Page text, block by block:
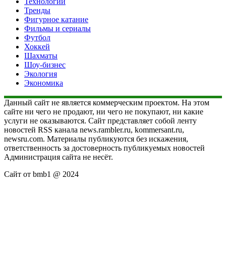
Тренды
Фигурное катание
Фильмы и сериалы
Футбол
Хоккей
Шахматы
Шоу-бизнес
Экология
Экономика
Данный сайт не является коммерческим проектом. На этом
сайте ни чего не продают, ни чего не покупают, ни какие
услуги не оказываются. Сайт представляет собой ленту
новостей RSS канала news.rambler.ru, kommersant.ru,
newsru.com. Материалы публикуются без искажения,
ответственность за достоверность публикуемых новостей
Администрация сайта не несёт.
Сайт от bmb1 @ 2024